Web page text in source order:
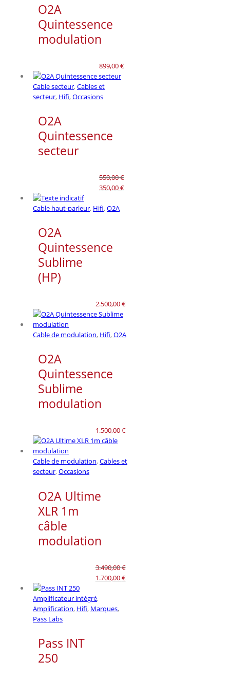
O2A
Quintessence
modulation
899,00€
Cable secteur,Cables et
secteur, Hifi,Occasions
O2A
Quintessence
secteur
550,00€
Le
initial
350,00€Le
Cable haut-parleur, Hifi,O2A
O2A
Quintessence
Sublime
(HP)
2.500,00€
Cable de modulation, Hifi,O2A
O2A
Quintessence
Sublime
modulation
1.500,00€
Cable de modulation,Cables et
secteur,Occasions
O2A Ultime
XLR 1m
câble
modulation
3.490,00€
Le
initial
était :
1.700,00€
Amplificateur intégré,
Amplification, Hifi, Marques,
Pass Labs
Pass INT
250